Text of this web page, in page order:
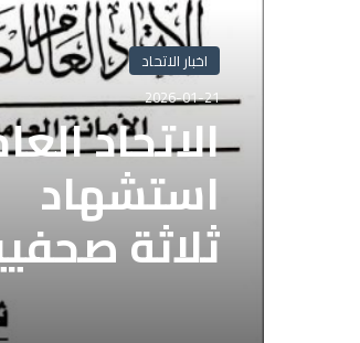
اخبار الاتحاد
2026-01-21
الاتحاد
استشهاد
ثلاثة